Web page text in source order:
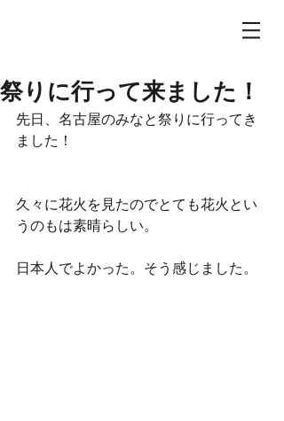
祭りに行って来ました！
先日、名古屋のみなと祭りに行ってき
ました！
久々に花火を見たのでとても花火とい
うのもは素晴らしい。
日本人でよかった。そう感じました。